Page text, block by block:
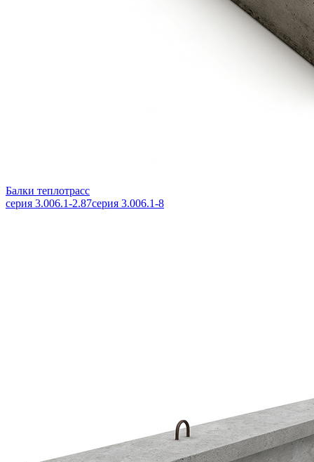
Балки теплотрасс
серия 3.006.1-2.87серия 3.006.1-8